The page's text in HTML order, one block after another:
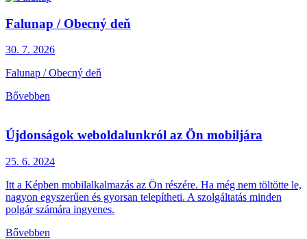
Falunap / Obecný deň
30. 7. 2026
Falunap / Obecný deň
Bővebben
Újdonságok weboldalunkról az Ön mobiljára
25. 6. 2024
Itt a Képben mobilalkalmazás az Ön részére. Ha még nem töltötte le,
nagyon egyszerűen és gyorsan telepítheti. A szolgáltatás minden
polgár számára ingyenes.
Bővebben